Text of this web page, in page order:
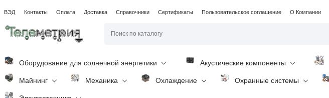
ВЭД Контакты Оплата Доставка Справочники Сертификаты Пользовательское соглашение О Компании
Оборудование для солнечной энергетики Акустические компоненты
Майнинг Механика Охлаждение Охранные системы